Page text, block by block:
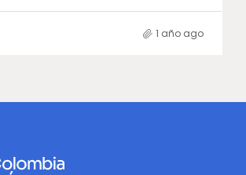
1 año ago